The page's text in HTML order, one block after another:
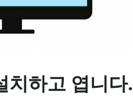
치하고 엽니다.